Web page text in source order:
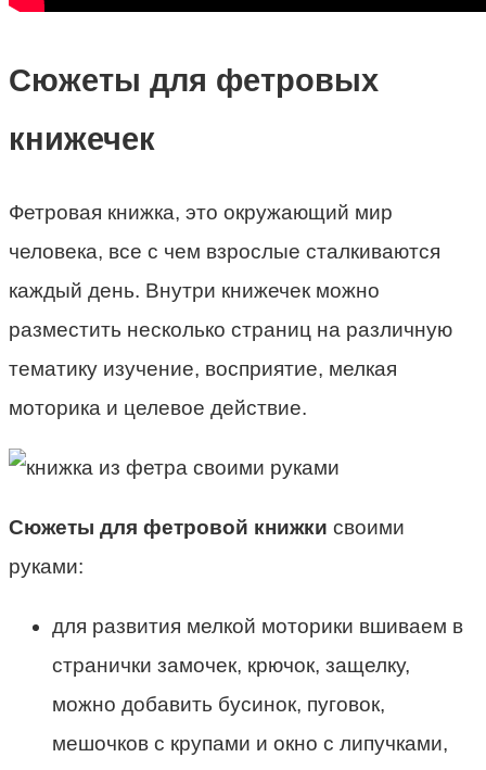
Сюжеты для фетровых
книжечек
Фетровая книжка, это окружающий мир
человека, все с чем взрослые сталкиваются
каждый день. Внутри книжечек можно
разместить несколько страниц на различную
тематику изучение, восприятие, мелкая
моторика и целевое действие.
Сюжеты для фетровой книжки своими
руками:
для развития мелкой моторики вшиваем в
странички замочек, крючок, защелку,
можно добавить бусинок, пуговок,
мешочков с крупами и окно с липучками,